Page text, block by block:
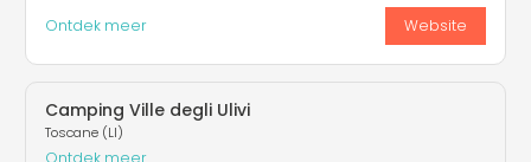
Ontdek meer Website
Camping Ville degli Ulivi
Toscane (LI)
Ontdek meer